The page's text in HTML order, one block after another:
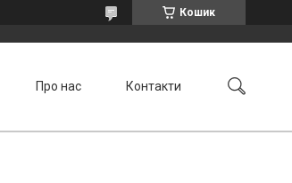
Кошик
Про нас Контакти